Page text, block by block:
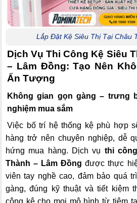
Lắp Đặt Kệ Siêu Thị Tại Châu
Dịch Vụ Thi Công Kệ Siêu
– Lâm Đồng: Tạo Nên
Ấn Tượng
Không gian gọn gàng – trưng
nghiệm mua sắm
Việc bố trí hệ thống kệ phù hợp
hàng trở nên chuyên nghiệp, dễ
hứng mua hàng. Dịch vụ thi
Thành – Lâm Đồng được thực
viên tay nghề cao, đảm bảo quá
gàng, đúng kỹ thuật và tiết kiệm
công kệ cho mọi mô hình từ tiệm